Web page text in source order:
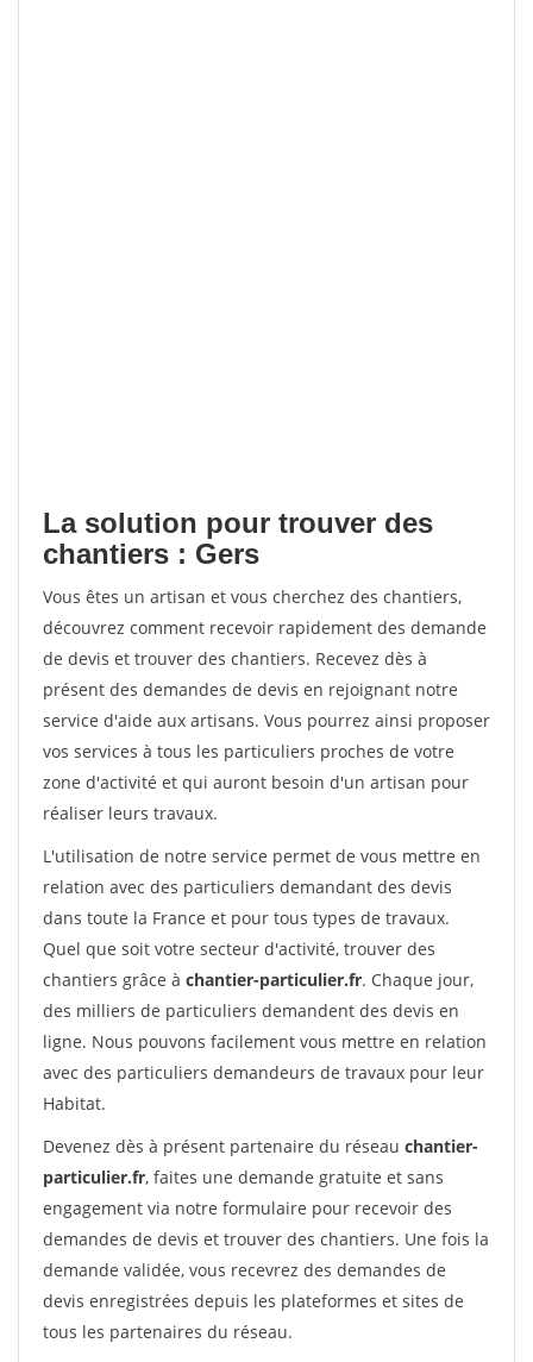
La solution pour trouver des
chantiers : Gers
Vous êtes un artisan et vous cherchez des chantiers,
découvrez comment recevoir rapidement des demande
de devis et trouver des chantiers. Recevez dès à
présent des demandes de devis en rejoignant notre
service d'aide aux artisans. Vous pourrez ainsi proposer
vos services à tous les particuliers proches de votre
zone d'activité et qui auront besoin d'un artisan pour
réaliser leurs travaux.
L'utilisation de notre service permet de vous mettre en
relation avec des particuliers demandant des devis
dans toute la France et pour tous types de travaux.
Quel que soit votre secteur d'activité, trouver des
chantiers grâce à chantier-particulier.fr. Chaque jour,
des milliers de particuliers demandent des devis en
ligne. Nous pouvons facilement vous mettre en relation
avec des particuliers demandeurs de travaux pour leur
Habitat.
Devenez dès à présent partenaire du réseau chantier-
particulier.fr, faites une demande gratuite et sans
engagement via notre formulaire pour recevoir des
demandes de devis et trouver des chantiers. Une fois la
demande validée, vous recevrez des demandes de
devis enregistrées depuis les plateformes et sites de
tous les partenaires du réseau.